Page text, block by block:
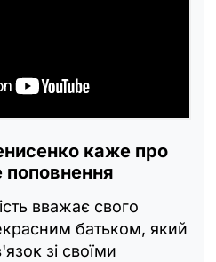
каже про
вважає свого
батьком, який
зі своїми